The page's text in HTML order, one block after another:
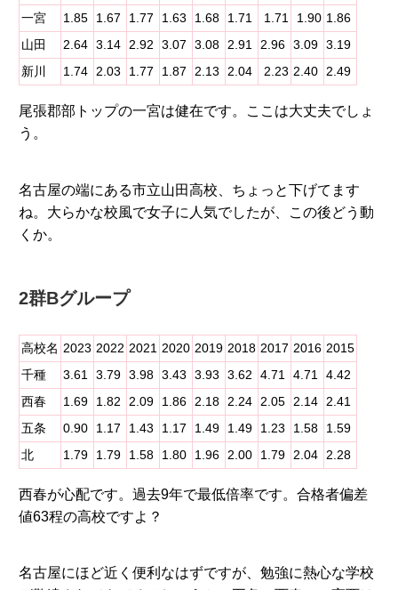
一宮 1.85 1.67 1.77 1.63 1.68 1.71 1.71 1.90 1.86
山田
2.64 3.14 2.92 3.07 3.08 2.91 2.96 3.09 3.19
新川
1.74 2.03 1.77 1.87 2.13 2.04 2.23 2.40 2.49
尾張郡部トップの一宮は健在です。ここは大丈夫でしょ
う。
名古屋の端にある市立山田高校、ちょっと下げてます
ね。大らかな校風で女子に人気でしたが、この後どう動
くか。
2群Bグループ
高校名 2023 2022 2021 2020 2019 2018 2017 2016 2015
千種
3.61 3.79 3.98 3.43 3.93 3.62 4.71 4.71
4.42
西春
1.69 1.82 2.09 1.86 2.18 2.24 2.05 2.14
2.41
五条
0.90 1.17 1.43 1.17 1.49 1.49 1.23 1.58
1.59
北
1.79 1.79 1.58 1.80 1.96 2.00 1.79 2.04 2.28
西春が心配です。過去9年で最低倍率です。合格者偏差
値63程の高校ですよ？
名古屋にほど近く便利なはずですが、勉強に熱心な学校